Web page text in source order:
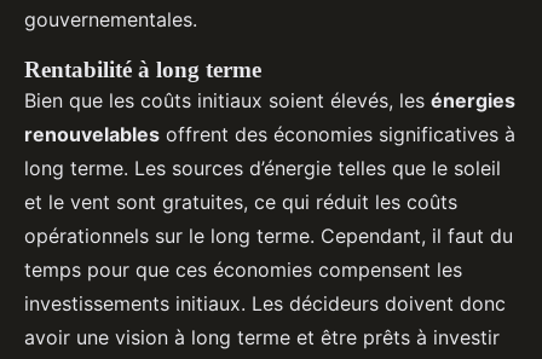
gouvernementales.
Rentabilité à long terme
Bien que les coûts initiaux soient élevés, les énergies
renouvelables offrent des économies significatives à
long terme. Les sources d’énergie telles que le soleil
et le vent sont gratuites, ce qui réduit les coûts
opérationnels sur le long terme. Cependant, il faut du
temps pour que ces économies compensent les
investissements initiaux. Les décideurs doivent donc
avoir une vision à long terme et être prêts à investir